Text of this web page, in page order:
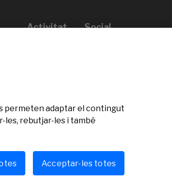
Activitat Social
permeten adaptar el contingut
les, rebutjar-les i també
Acceptar-les totes